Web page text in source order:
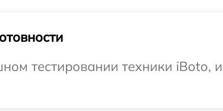
тестировании техники iBoto,